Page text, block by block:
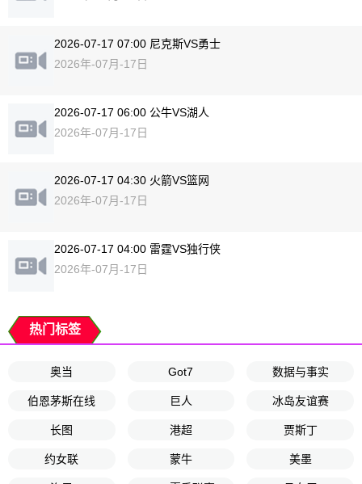
2026-07-17 07:00 尼克斯VS勇士
2026年-07月-17日
2026-07-17 06:00 公牛VS湖人
2026年-07月-17日
2026-07-17 04:30 火箭VS篮网
2026年-07月-17日
2026-07-17 04:00 雷霆VS独行侠
2026年-07月-17日
热门标签
奥当 Got7 数据与事实
伯恩茅斯在线 巨人 冰岛友谊赛
长图 港超 贾斯丁
约女联 蒙牛 美墨